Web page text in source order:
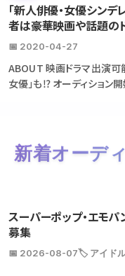
「新人俳優・女優シン
者は豪華映画や話題の
📅 2020-04-27
ABOUT 映画ドラマ出演可
女優」も⁉ オーディション
新着オーデ
スーパーポップ・エモパ
募集
📅 2026-08-07🏷️ アイド